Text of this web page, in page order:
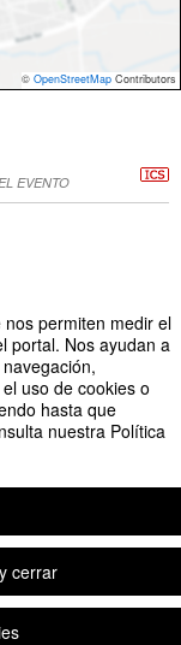
permiten medir el
portal. Nos ayudan a
uso de cookies o
hasta que
nuestra Política
cerrar
© OpenStreetMap Contributors
EVENTO